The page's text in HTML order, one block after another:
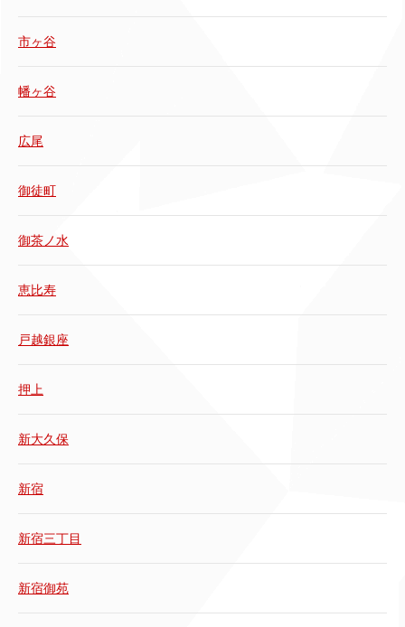
市ヶ谷
幡ヶ谷
広尾
御徒町
御茶ノ水
恵比寿
戸越銀座
押上
新大久保
新宿
新宿三丁目
新宿御苑